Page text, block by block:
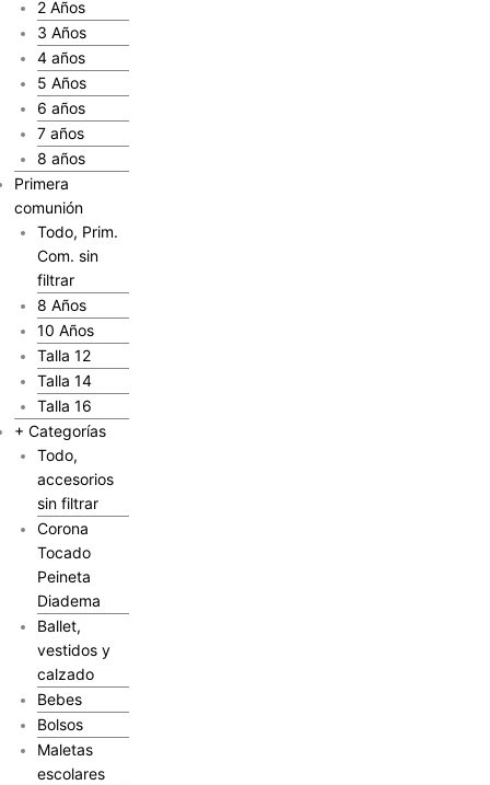
2 Años
3 Años
4 años
5 Años
6 años
7 años
8 años
Primera
comunión
Todo, Prim.
Com. sin
filtrar
8 Años
10 Años
Talla 12
Talla 14
Talla 16
+ Categorías
Todo,
accesorios
sin filtrar
Corona
Tocado
Peineta
Diadema
Ballet,
vestidos y
calzado
Bebes
Bolsos
Maletas
escolares